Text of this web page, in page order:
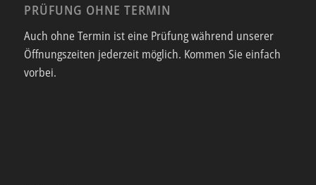
PRÜFUNG OHNE TERMIN
Auch ohne Termin ist eine Prüfung während unserer
Öffnungszeiten jederzeit möglich. Kommen Sie einfach
vorbei.